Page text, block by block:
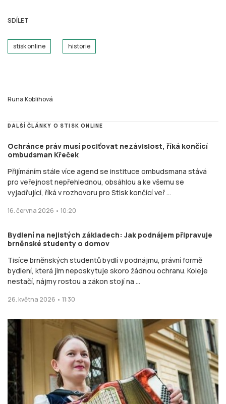
SDÍLET
stisk online historie
Runa Koblihová
DALŠÍ ČLÁNKY O STISK ONLINE
Ochránce práv musí pociťovat nezávislost, říká končící
ombudsman Křeček
Přijímáním stále více agend se instituce ombudsmana stává
pro veřejnost nepřehlednou, obsáhlou a ke všemu se
vyjadřující, říká v rozhovoru pro Stisk končící veř ...
16. června 2026 • 10:20
Bydlení na nejistých základech: Jak podnájem připravuje
brněnské studenty o domov
Tisíce brněnských studentů bydlí v podnájmu, právní formě
bydlení, která jim neposkytuje skoro žádnou ochranu. Koleje
nestačí, nájmy rostou a zákon stojí na ...
26. května 2026 • 11:30